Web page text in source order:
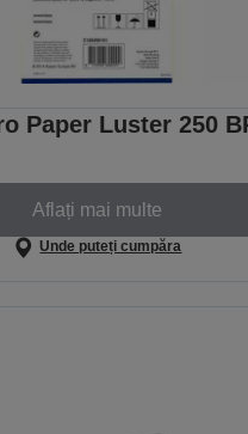
Paper Luster 250
Aflați mai multe
Unde puteți cumpăra